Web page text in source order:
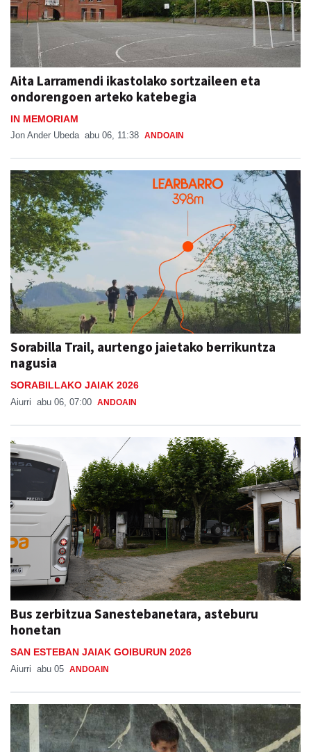
Aita Larramendi ikastolako sortzaileen eta
ondorengoen arteko katebegia
IN MEMORIAM
Jon Ander Ubeda abu 06, 11:38 ANDOAIN
Sorabilla Trail, aurtengo jaietako berrikuntza
nagusia
SORABILLAKO JAIAK 2026
Aiurri abu 06, 07:00 ANDOAIN
Bus zerbitzua Sanestebanetara, asteburu
honetan
SAN ESTEBAN JAIAK GOIBURUN 2026
Aiurri abu 05 ANDOAIN